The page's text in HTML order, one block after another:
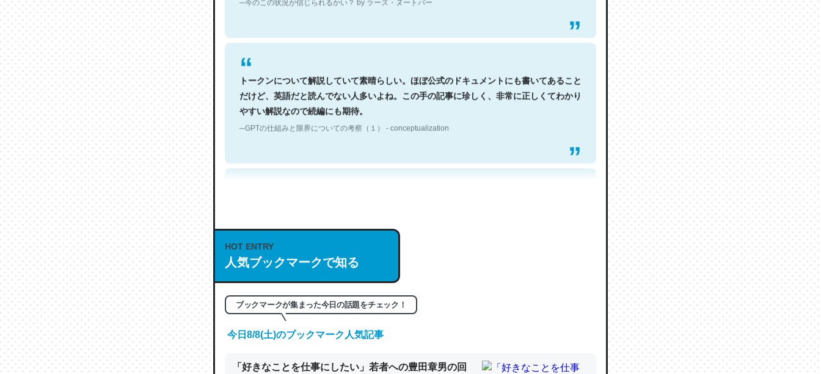
トークンについて解説していて素晴らしい。ほぼ公式のドキュメントにも書いてあること
だけど、英語だと読んでない人多いよね。この手の記事に珍しく、非常に正しくてわかり
やすい解説なので続編にも期待。
─GPTの仕組みと限界についての考察（１） - conceptualization
これは良記事。32768トークンだと英語小説100ページ分くらい。小説でいう「ずっと前
の伏線」は回収されないけど、短期記憶というには多い分量。進化すればするほど分かり
やすく強くなりそう
HOT ENTRY
人気ブックマークで知る
ブックマークが集まった今日の話題をチェック！
今日8/8(土)のブックマーク人気記事
「好きなことを仕事にしたい」若者への豊田章男の回